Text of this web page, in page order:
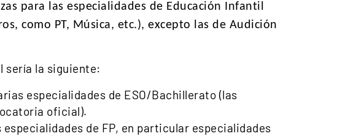
para las especialidades de Educación Infantil
como PT, Música, etc.), excepto las de Audición
sería la siguiente:
especialidades de ESO/Bachillerato (las
oficial).
de FP, en particular especialidades